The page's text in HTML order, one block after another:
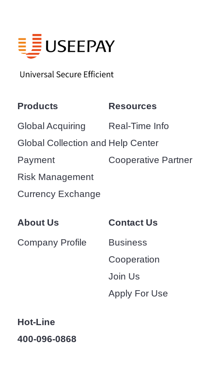
Products
Global Acquiring
Global Collection and
Payment
Risk Management
Currency Exchange
Resources
Real-Time Info
Help Center
Cooperative Partner
About Us
Company Profile
Contact Us
Business
Cooperation
Join Us
Apply For Use
Hot-Line
400-096-0868